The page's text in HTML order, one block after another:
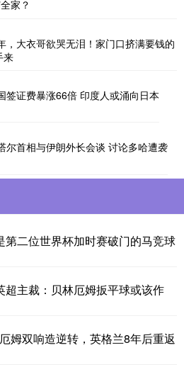
家？
，大衣哥欲哭无泪！家门口挤满要钱的
来
签证费暴涨66倍 印度人或涌向日本
尔首相与伊朗外长会谈 讨论多哈遭袭
第二位世界杯加时赛破门的马竞球
超主裁：贝林厄姆扳平球或该作
姆双响造逆转，英格兰8年后重返